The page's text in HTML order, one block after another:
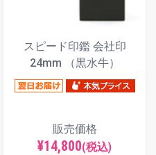
スピード印鑑 会社印
24mm （黒水牛）
販売価格
¥14,800(税込)